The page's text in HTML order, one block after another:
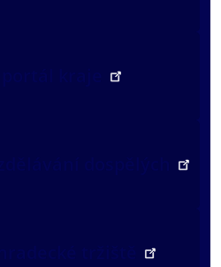
kraje
dospělých
tržiště